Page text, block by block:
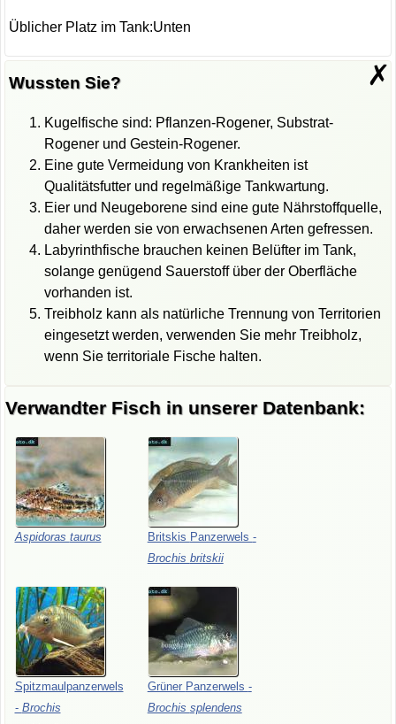
Üblicher Platz im Tank:Unten
✗
Wussten Sie?
Kugelfische sind: Pflanzen-Rogener, Substrat-
Rogener und Gestein-Rogener.
Eine gute Vermeidung von Krankheiten ist
Qualitätsfutter und regelmäßige Tankwartung.
Eier und Neugeborene sind eine gute Nährstoffquelle,
daher werden sie von erwachsenen Arten gefressen.
Labyrinthfische brauchen keinen Belüfter im Tank,
solange genügend Sauerstoff über der Oberfläche
vorhanden ist.
Treibholz kann als natürliche Trennung von Territorien
eingesetzt werden, verwenden Sie mehr Treibholz,
wenn Sie territoriale Fische halten.
Verwandter Fisch in unserer Datenbank:
Aspidoras taurus Britskis Panzerwels -
Brochis britskii
Spitzmaulpanzerwels
- Brochis
Grüner Panzerwels -
Brochis splendens